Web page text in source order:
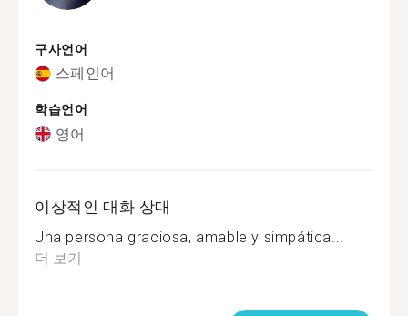
구사언어
스페인어
학습언어
영어
이상적인 대화 상대
Una persona graciosa, amable y simpática...
더 보기